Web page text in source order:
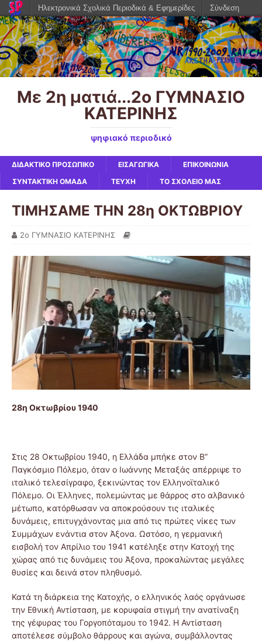
Με 2η ματιά...2ο ΓΥΜΝΑΣΙΟ
ΚΑΤΕΡΙΝΗΣ
ψηφιακό περιοδικό
ΔΙΔΑΚΤΙΚΟ ΠΡΟΣΩΠΙΚΟ ΕΙΣΑΓΩΓΙΚΑ
ΕΠΙΚΟΙΝΩΝΙΑ
ΣΥΝΤΑΚΤΙΚΗ ΟΜΑΔΑ
ΤΕΥΧΗ ΤΟ ΣΧΟΛΕΙΟ ΜΑΣ
ΤΙΜΗΣΑΜΕ ΤΗΝ 28η ΟΚΤΩΒΡΙΟΥ
2ο ΓΥΜΝΑΣΙΟ ΚΑΤΕΡΙΝΗΣ
28η Οκτωβρίου 1940
Στις 28 Οκτωβρίου 1940, η Ελλάδα μπήκε στον Β”
Παγκόσμιο Πόλεμο, όταν ο Ιωάννης Μεταξάς απέρριψε το
ιταλικό τελεσίγραφο, ξεκινώντας τον Ελληνοϊταλικό
Πόλεμο. Οι Έλληνες, πολεμώντας με θάρρος στο αλβανικό
μέτωπο, κατόρθωσαν να αποκρούσουν τις ιταλικές
δυνάμεις, επιτυγχάνοντας μια από τις πρώτες νίκες των
Συμμάχων ενάντια στον Άξονα. Ωστόσο, η γερμανική
εισβολή τον Απρίλιο του 1941 κατέληξε στην Κατοχή της
χώρας από τις δυνάμεις του Άξονα, προκαλώντας μεγάλες
θυσίες και δεινά στον πληθυσμό.
Κατά τη διάρκεια της Κατοχής, ο ελληνικός λαός οργάνωσε
την Εθνική Αντίσταση, με κορυφαία στιγμή την ανατίναξη
της γέφυρας του Γοργοπόταμου το 1942. Η Αντίσταση
αποτέλεσε σύμβολο θάρρους και αγώνα, συμβάλλοντας
Ηλεκτρονικά Σχολικά Περιοδικά & Εφημερίδες Σύνδεση